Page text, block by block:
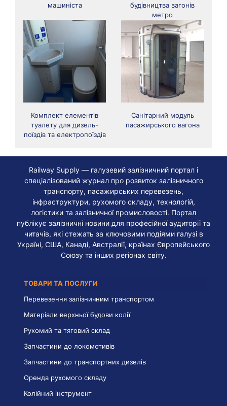
машиніста
будівництва вагонів
метро
Комплект елементів
туалету для дизель-
поїздів та електропоїздів
Санітарний модуль
пасажирського вагона
Railway Supply — галузевий залізничний портал і
спеціалізований журнал про розвиток залізничного
транспорту, пасажирських перевезень,
інфраструктури, рухомого складу, технологій,
логістики та залізничної промисловості. Портал
публікує залізничні новини для професійної аудиторії та
читачів, які стежать за ключовими подіями галузі в
Україні, США, Канаді, Австралії, країнах Європейського
Союзу та інших регіонах світу.
ТОВАРИ ТА ПОСЛУГИ
Перевезення залізничним транспортом
Матеріали верхньої будови колії
Рухомий та тяговий склад
Запчастини до локомотивів
Запчастини до транспортних дизелів
Оренда рухомого складу
Колійний інструмент